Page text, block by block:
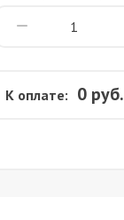
К оплате: 0 руб.